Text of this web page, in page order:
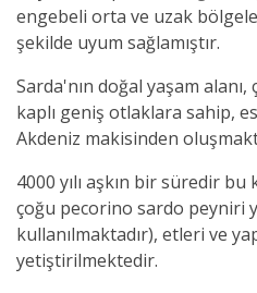
engebeli orta ve uzak
şekilde uyum sağlamıştır.
Sarda'nın doğal yaşam
kaplı geniş otlaklara sahip,
Akdeniz makisinden
4000 yılı aşkın bir süredir
çoğu pecorino sardo peyniri
kullanılmaktadır), etleri ve
yetiştirilmektedir.